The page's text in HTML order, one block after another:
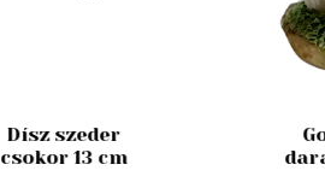
Dísz szeder
csokor 13 cm